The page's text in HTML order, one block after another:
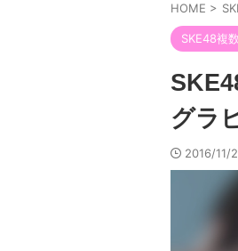
HOME >
SKE48複
グラ
2016/11/